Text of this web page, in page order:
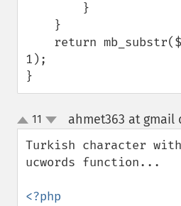
1);
}
up
down
11 ahmet363 at gmail
Turkish character
ucwords function...